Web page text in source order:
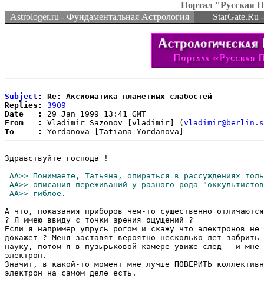
Портал "Русская
Astrologer.ru - Фундаментальная Астрология
StarGate.Ru
Subject : Re: Аксиоматика планетных слабостей
Replies:
3909
Date   :
From   :
Vladimir Sazonov [vladimir] (
To     :
Здравствуйте господа !
А что, показания приборов чем-то существенно
? Я имею ввиду с точки зрения ощущений ?
Если я например упрусь рогом и скажу что электронов
докажет ? Меня заставят вероятно несколько лет забрить
науку, потом я в пузырьковой камере увиже след - и мне
электрон.
Значит, в какой-то момент мне лучше ПОВЕРИТЬ
электрон на самом деле есть.